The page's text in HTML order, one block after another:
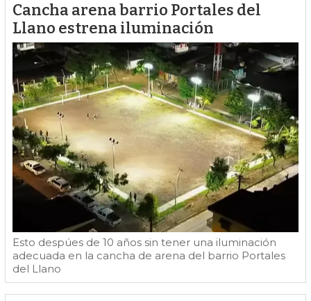
Cancha arena barrio Portales del
Llano estrena iluminación
Esto despúes de 10 años sin tener una iluminación
adecuada en la cancha de arena del barrio Portales
del Llano